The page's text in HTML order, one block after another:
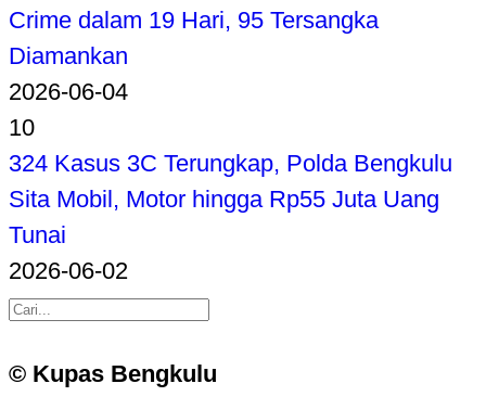
Crime dalam 19 Hari, 95 Tersangka
Diamankan
2026-06-04
10
324 Kasus 3C Terungkap, Polda Bengkulu
Sita Mobil, Motor hingga Rp55 Juta Uang
Tunai
2026-06-02
© Kupas Bengkulu